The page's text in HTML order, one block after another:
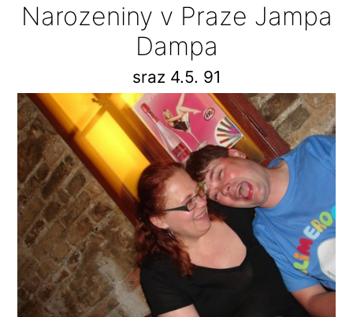
Narozeniny v Praze Jampa
Dampa
sraz 4.5. 91